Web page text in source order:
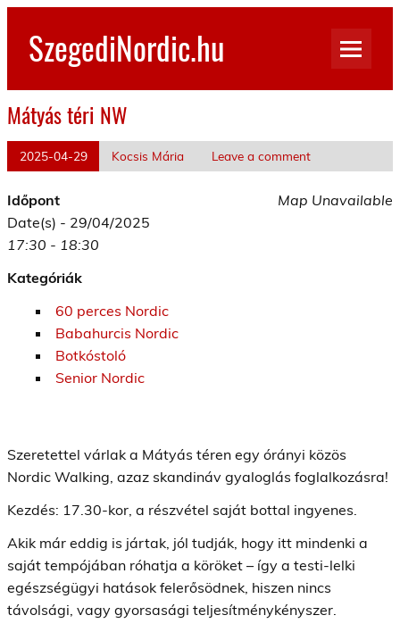
Skip
contentSzegediNordic.hu
Mátyás téri NW
2025-04-29 Kocsis Mária Leave a comment
Map Unavailable
Időpont
Date(s) - 29/04/2025
17:30 - 18:30
Kategóriák
60 perces Nordic
Babahurcis Nordic
Botkóstoló
Senior Nordic
Szeretettel várlak a Mátyás téren egy órányi közös
Nordic Walking, azaz skandináv gyaloglás foglalkozásra!
Kezdés: 17.30-kor, a részvétel saját bottal ingyenes.
Akik már eddig is jártak, jól tudják, hogy itt mindenki a
saját tempójában róhatja a köröket – így a testi-lelki
egészségügyi hatások felerősödnek, hiszen nincs
távolsági, vagy gyorsasági teljesítménykényszer.